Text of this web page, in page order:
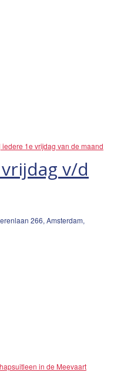
v/d
iedere 1e vrijdag van de maand
266, Amsterdam,
in de Meevaart